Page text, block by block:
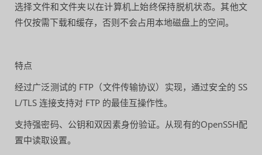
选择文件和文件夹以在计算机上始终保持脱机状态。其他文
件仅按需下载和缓存，否则不会占用本地磁盘上的空间。
特点
经过广泛测试的 FTP（文件传输协议）实现，通过安全的 SS
L/TLS 连接支持对 FTP 的最佳互操作性。
支持强密码、公钥和双因素身份验证。从现有的OpenSSH配
置中读取设置。